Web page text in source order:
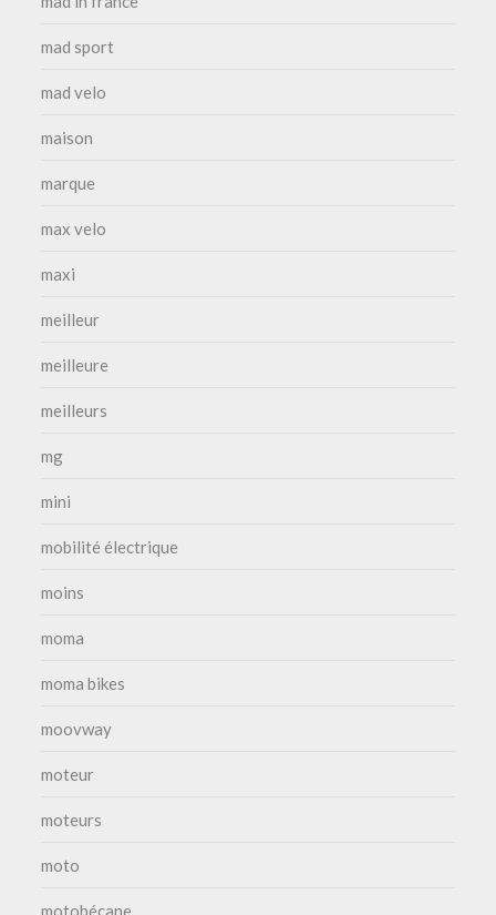
mad sport
mad velo
maison
marque
max velo
maxi
meilleur
meilleure
meilleurs
mg
mini
mobilité électrique
moins
moma
moma bikes
moovway
moteur
moteurs
moto
motobécane